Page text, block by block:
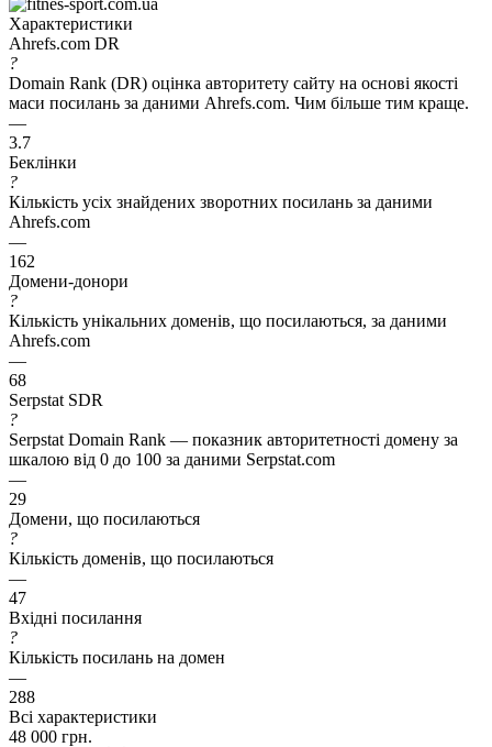
Характеристики
Ahrefs.com DR
?
Domain Rank (DR) оцінка авторитету сайту на основі якості
маси посилань за даними Ahrefs.com. Чим більше тим краще.
—
3.7
Беклінки
?
Кількість усіх знайдених зворотних посилань за даними
Ahrefs.com
—
162
Домени-донори
?
Кількість унікальних доменів, що посилаються, за даними
Ahrefs.com
—
68
Serpstat SDR
?
Serpstat Domain Rank — показник авторитетності домену за
шкалою від 0 до 100 за даними Serpstat.com
—
29
Домени, що посилаються
?
Кількість доменів, що посилаються
—
47
Вхідні посилання
?
Кількість посилань на домен
—
288
Всі характеристики
48 000 грн.